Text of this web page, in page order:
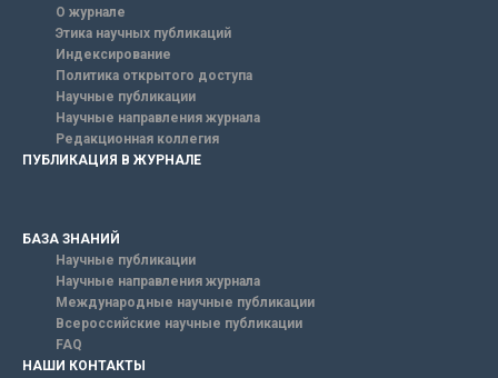
О журнале
Этика научных публикаций
Индексирование
Политика открытого доступа
Научные публикации
Научные направления журнала
Редакционная коллегия
ПУБЛИКАЦИЯ В ЖУРНАЛЕ
БАЗА ЗНАНИЙ
Научные публикации
Научные направления журнала
Международные научные публикации
Всероссийские научные публикации
FAQ
НАШИ КОНТАКТЫ